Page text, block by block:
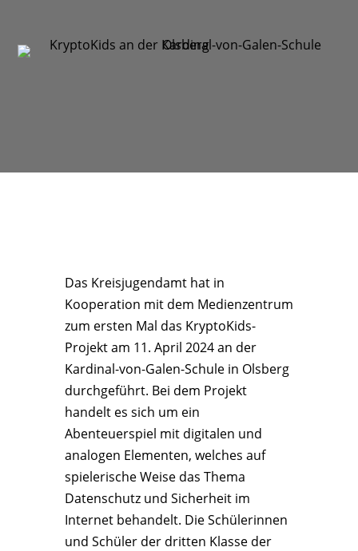
Das Kreisjugendamt hat in
Kooperation mit dem Medienzentrum
zum ersten Mal das KryptoKids-
Projekt am 11. April 2024 an der
Kardinal-von-Galen-Schule in Olsberg
durchgeführt. Bei dem Projekt
handelt es sich um ein
Abenteuerspiel mit digitalen und
analogen Elementen, welches auf
spielerische Weise das Thema
Datenschutz und Sicherheit im
Internet behandelt. Die Schülerinnen
und Schüler der dritten Klasse der